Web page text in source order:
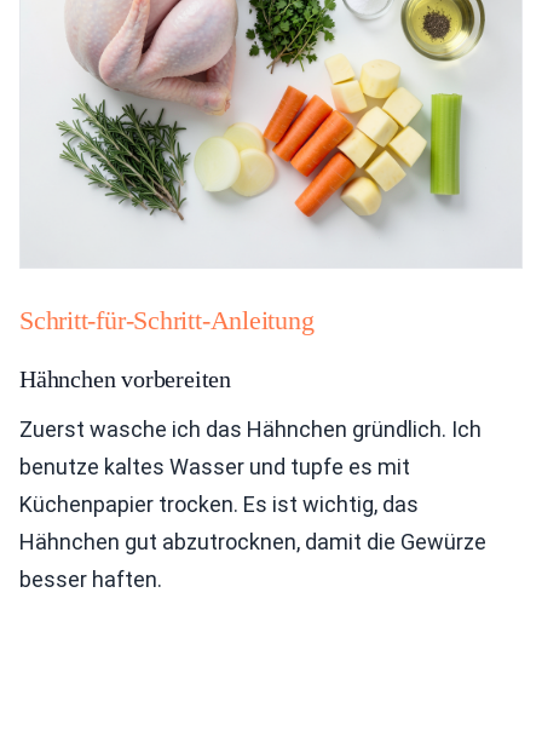
Schritt-für-Schritt-Anleitung
Hähnchen vorbereiten
Zuerst wasche ich das Hähnchen gründlich. Ich
benutze kaltes Wasser und tupfe es mit
Küchenpapier trocken. Es ist wichtig, das
Hähnchen gut abzutrocknen, damit die Gewürze
besser haften.